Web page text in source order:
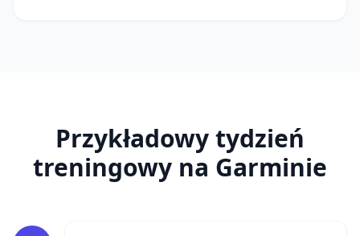
Przykładowy tydzień
treningowy na Garminie